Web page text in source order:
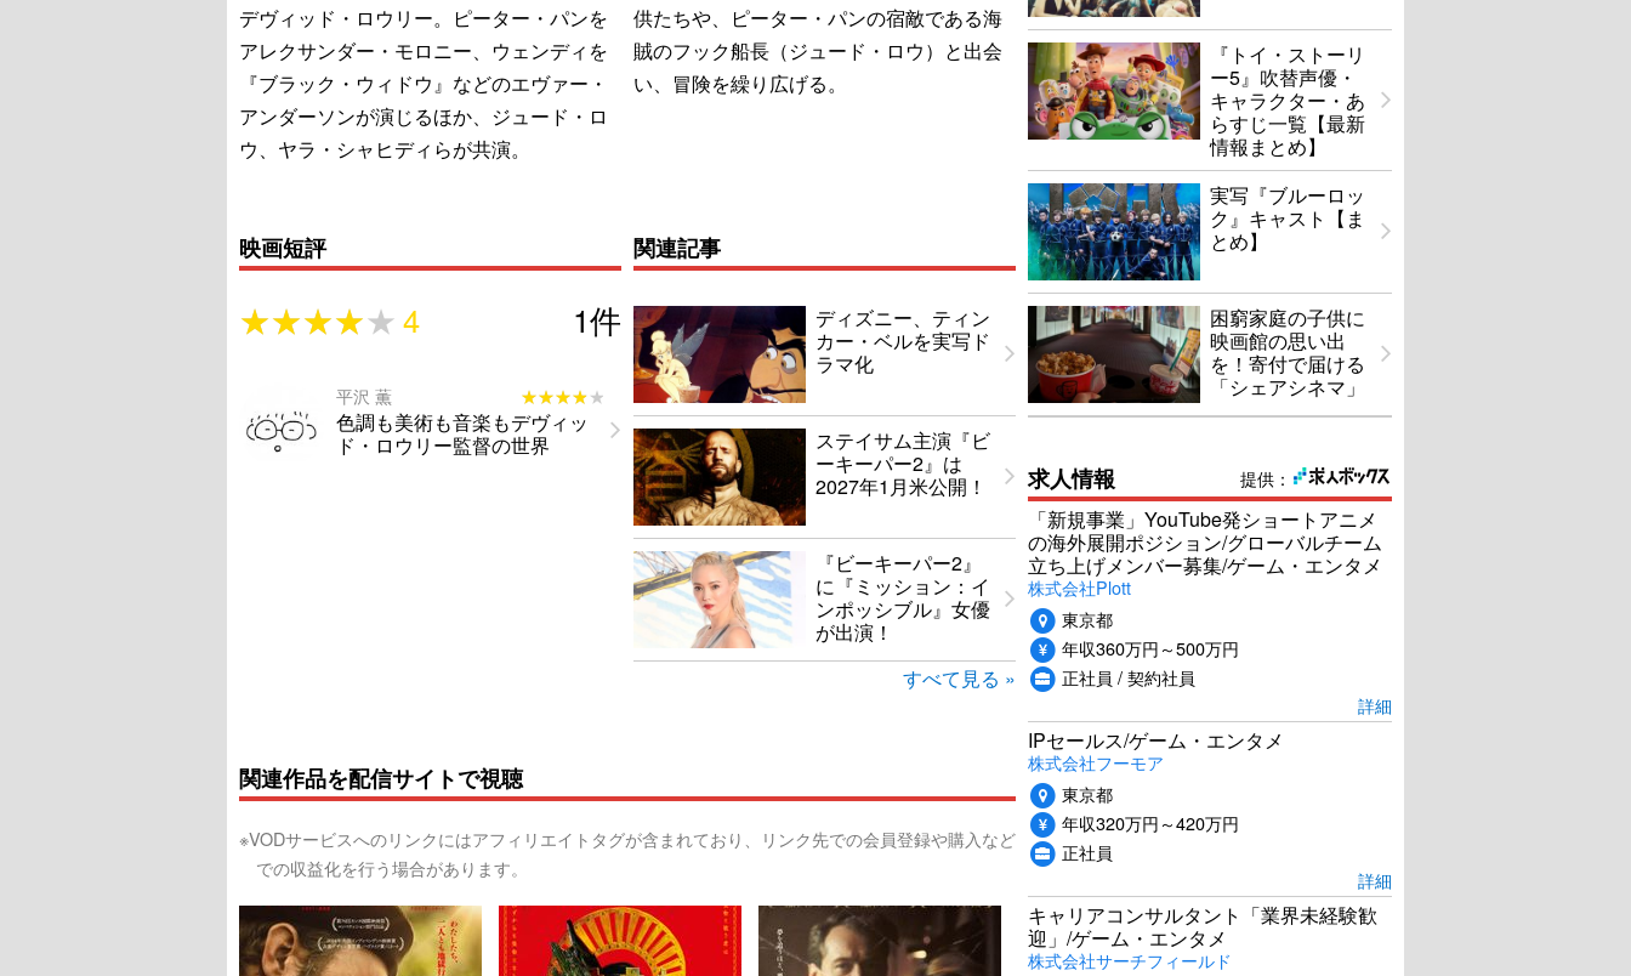
デヴィッド・ロウリー。ピーター・パンを
アレクサンダー・モロニー、ウェンディを
『ブラック・ウィドウ』などのエヴァー・
アンダーソンが演じるほか、ジュード・ロ
ウ、ヤラ・シャヒディらが共演。
供たちや、ピーター・パンの宿敵である海
賊のフック船長（ジュード・ロウ）と出会
い、冒険を繰り広げる。
映画短評
★★★★★
★★★★★4 1件
平沢 薫 ★★★★★
★★★★★
色調も美術も音楽もデヴィッ
ド・ロウリー監督の世界
関連記事
ディズニー、ティン
カー・ベルを実写ド
ラマ化
ステイサム主演『ビ
ーキーパー2』は
2027年1月米公開！
『ビーキーパー2』
に『ミッション：イ
ンポッシブル』女優
が出演！
すべて見る »
関連作品を配信サイトで視聴
※VODサービスへのリンクにはアフィリエイトタグが含まれており、リンク先での会員登録や購入など
での収益化を行う場合があります。
『トイ・ストーリ
ー5』吹替声優・
キャラクター・あ
らすじ一覧【最新
情報まとめ】
実写『ブルーロッ
ク』キャスト【ま
とめ】
困窮家庭の子供に
映画館の思い出
を！寄付で届ける
「シェアシネマ」
提供：
求人情報
「新規事業」YouTube発ショートアニメ
の海外展開ポジション/グローバルチーム
立ち上げメンバー募集/ゲーム・エンタメ
株式会社Plott
東京都
年収360万円～500万円
正社員 / 契約社員
詳細
IPセールス/ゲーム・エンタメ
株式会社フーモア
東京都
年収320万円～420万円
正社員
詳細
キャリアコンサルタント「業界未経験歓
迎」/ゲーム・エンタメ
株式会社サーチフィールド